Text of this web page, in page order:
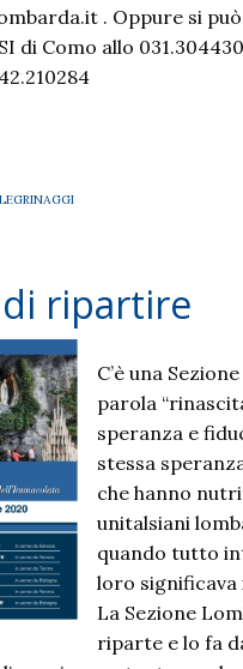
. Oppure si
di Como allo
di ripartire
C’è una
parola
speranza e
stessa
che hanno
unitalsiani
quando tutto
loro
La Sezione
riparte e lo fa